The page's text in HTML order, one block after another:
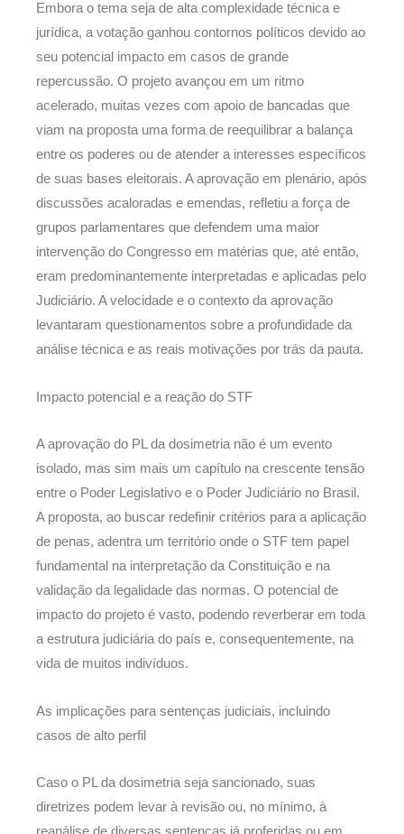
Embora o tema seja de alta complexidade técnica e
jurídica, a votação ganhou contornos políticos devido ao
seu potencial impacto em casos de grande
repercussão. O projeto avançou em um ritmo
acelerado, muitas vezes com apoio de bancadas que
viam na proposta uma forma de reequilibrar a balança
entre os poderes ou de atender a interesses específicos
de suas bases eleitorais. A aprovação em plenário, após
discussões acaloradas e emendas, refletiu a força de
grupos parlamentares que defendem uma maior
intervenção do Congresso em matérias que, até então,
eram predominantemente interpretadas e aplicadas pelo
Judiciário. A velocidade e o contexto da aprovação
levantaram questionamentos sobre a profundidade da
análise técnica e as reais motivações por trás da pauta.
Impacto potencial e a reação do STF
A aprovação do PL da dosimetria não é um evento
isolado, mas sim mais um capítulo na crescente tensão
entre o Poder Legislativo e o Poder Judiciário no Brasil.
A proposta, ao buscar redefinir critérios para a aplicação
de penas, adentra um território onde o STF tem papel
fundamental na interpretação da Constituição e na
validação da legalidade das normas. O potencial de
impacto do projeto é vasto, podendo reverberar em toda
a estrutura judiciária do país e, consequentemente, na
vida de muitos indivíduos.
As implicações para sentenças judiciais, incluindo
casos de alto perfil
Caso o PL da dosimetria seja sancionado, suas
diretrizes podem levar à revisão ou, no mínimo, à